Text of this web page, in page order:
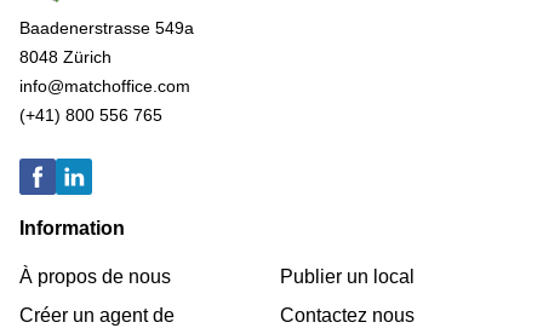
Baadenerstrasse 549a
8048 Zürich
info@matchoffice.com
(+41) 800 556 765
Information
À propos de nous
Créer un agent de
Publier un local
Contactez nous